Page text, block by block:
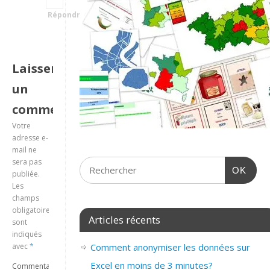
Répondre
Laisser
un
commentaire
Votre
adresse e-
mail ne
sera pas
publiée.
Les
champs
obligatoires
sont
indiqués
avec*
Commentaire
OK
Articles récents
Comment anonymiser les données sur
Excel en moins de 3 minutes?